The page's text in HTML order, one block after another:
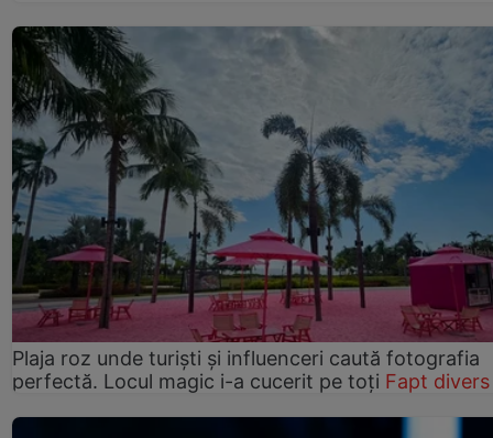
Plaja roz unde turiști și influenceri caută fotografia
perfectă. Locul magic i-a cucerit pe toți Fapt divers